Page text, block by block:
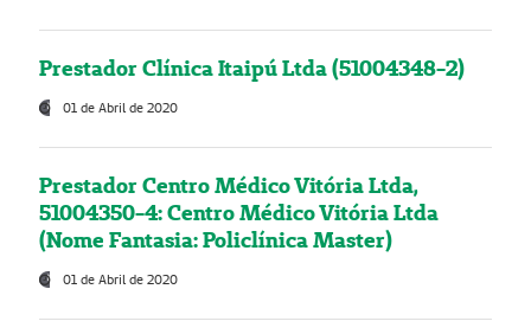
Prestador Clínica Itaipú Ltda (51004348-2)
01 de Abril de 2020
Prestador Centro Médico Vitória Ltda,
51004350-4: Centro Médico Vitória Ltda
(Nome Fantasia: Policlínica Master)
01 de Abril de 2020